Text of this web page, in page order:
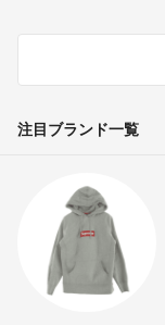
注目ブランド一覧